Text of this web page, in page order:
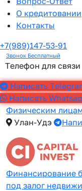
О кредитовании
Контакты
+7(989)147-53-91
Звонок Бесплатный
Телефон для связи
Написать
Написать
Физическим
Улан-Удэ
Финансирование
под залог